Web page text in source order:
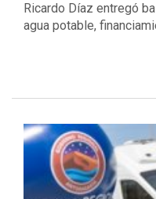
Ricardo Díaz entregó
agua potable,